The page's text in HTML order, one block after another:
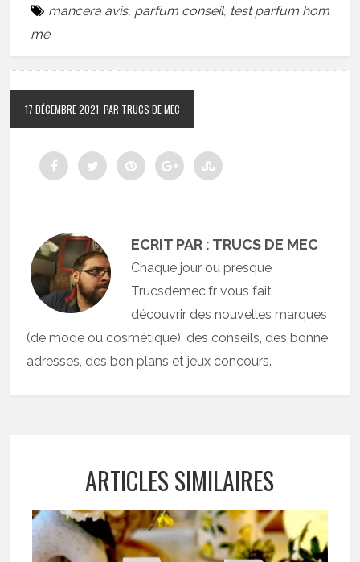
mancera avis, parfum conseil, test parfum hom
me
17 DÉCEMBRE 2021 PAR TRUCS DE MEC
ECRIT PAR : TRUCS DE MEC
Chaque jour ou presque
Trucsdemec.fr vous fait
découvrir des nouvelles marques
(de mode ou cosmétique), des conseils, des bonne
adresses, des bon plans et jeux concours.
ARTICLES SIMILAIRES